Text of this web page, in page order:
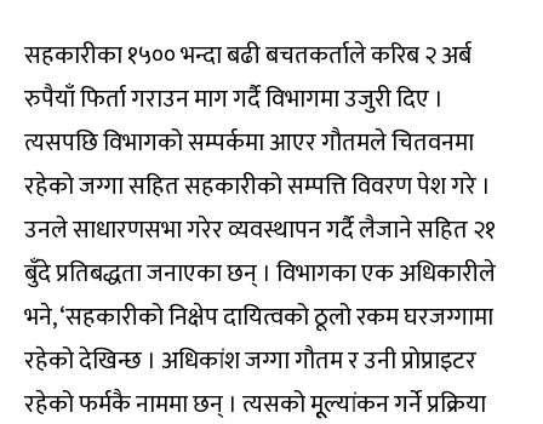
सहकारीका १५०० भन्दा बढी बचतकर्ताले करिब २ अर्ब
रुपैयाँ फिर्ता गराउन माग गर्दै विभागमा उजुरी दिए ।
त्यसपछि विभागको सम्पर्कमा आएर गौतमले चितवनमा
रहेको जग्गा सहित सहकारीको सम्पत्ति विवरण पेश गरे ।
उनले साधारणसभा गरेर व्यवस्थापन गर्दै लैजाने सहित २१
बुँदे प्रतिबद्धता जनाएका छन् । विभागका एक अधिकारीले
भने, ‘सहकारीको निक्षेप दायित्वको ठूलो रकम घरजग्गामा
रहेको देखिन्छ । अधिकांश जग्गा गौतम र उनी प्रोप्राइटर
रहेको फर्मकै नाममा छन् । त्यसको मूूल्यांकन गर्ने प्रक्रिया